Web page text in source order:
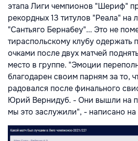
этапа Лиги чемпионов "Шериф"
рекордных 13 титулов "Реала" на
"Сантьяго Бернабеу"... Это не
тираспольскому клубу одержать
очками после двух матчей
место в группе. "Эмоции
благодарен своим парням за то,
радовался после финального
Юрий Вернидуб. - Они вышли на
мы это заслужили", - написано